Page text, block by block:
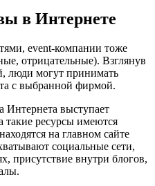
в Интернете
event-компании тоже
отрицательные). Взглянув
люди могут принимать
с выбранной фирмой.
Интернета выступает
ресурсы имеются
на главном сайте
социальные сети,
присутствие внутри блогов,